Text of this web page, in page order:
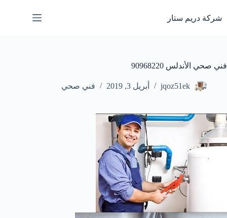
إلى
المحتوى
شركة دريم ستار
فني صحي الأندلس 90968220
jqoz51ek أبريل 3, 2019 فني صحي